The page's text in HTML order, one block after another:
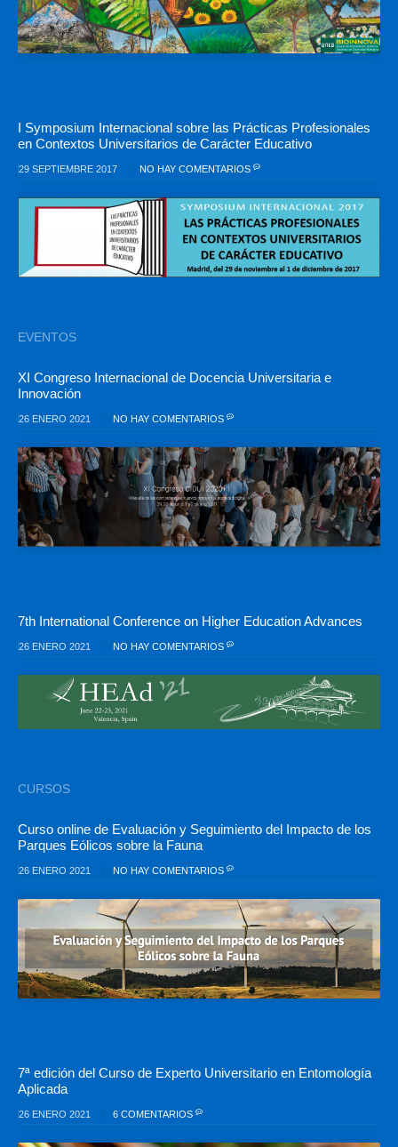
I Symposium Internacional sobre las Prácticas Profesionales
en Contextos Universitarios de Carácter Educativo
29 SEPTIEMBRE 2017 NO HAY COMENTARIOS
EVENTOS
XI Congreso Internacional de Docencia Universitaria e
Innovación
26 ENERO 2021 NO HAY COMENTARIOS
7th International Conference on Higher Education Advances
26 ENERO 2021 NO HAY COMENTARIOS
CURSOS
Curso online de Evaluación y Seguimiento del Impacto de los
Parques Eólicos sobre la Fauna
26 ENERO 2021 NO HAY COMENTARIOS
7ª edición del Curso de Experto Universitario en Entomología
Aplicada
26 ENERO 2021 6 COMENTARIOS